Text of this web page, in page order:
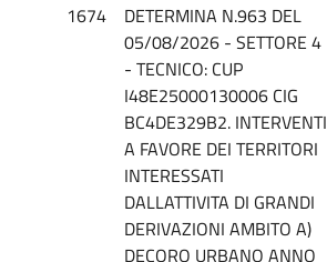
1674
DETERMINA N.963 DEL
05/08/2026 - SETTORE 4
- TECNICO: CUP
I48E25000130006 CIG
BC4DE329B2. INTERVENTI
A FAVORE DEI TERRITORI
INTERESSATI
DALLATTIVITA DI GRANDI
DERIVAZIONI AMBITO A)
DECORO URBANO ANNO